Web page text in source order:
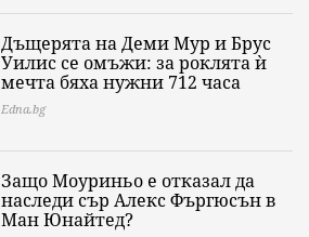
Дъщерята на Деми Мур и Брус
Уилис се омъжи: за роклята ѝ
мечта бяха нужни 712 часа
Edna.bg
Защо Моуриньо е отказал да
наследи сър Алекс Фъргюсън в
Ман Юнайтед?